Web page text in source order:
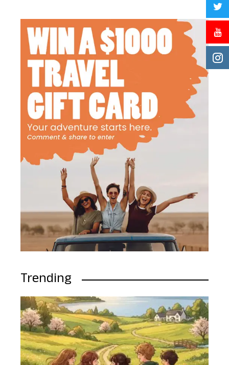
Trending